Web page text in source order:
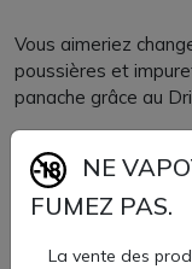
Vous aimeriez
poussières et
panache grâce au
Composé d'un drip
silicone, les 2
pas perdre le
Si vous appréciez
NE
FUMEZ PAS.
La vente des